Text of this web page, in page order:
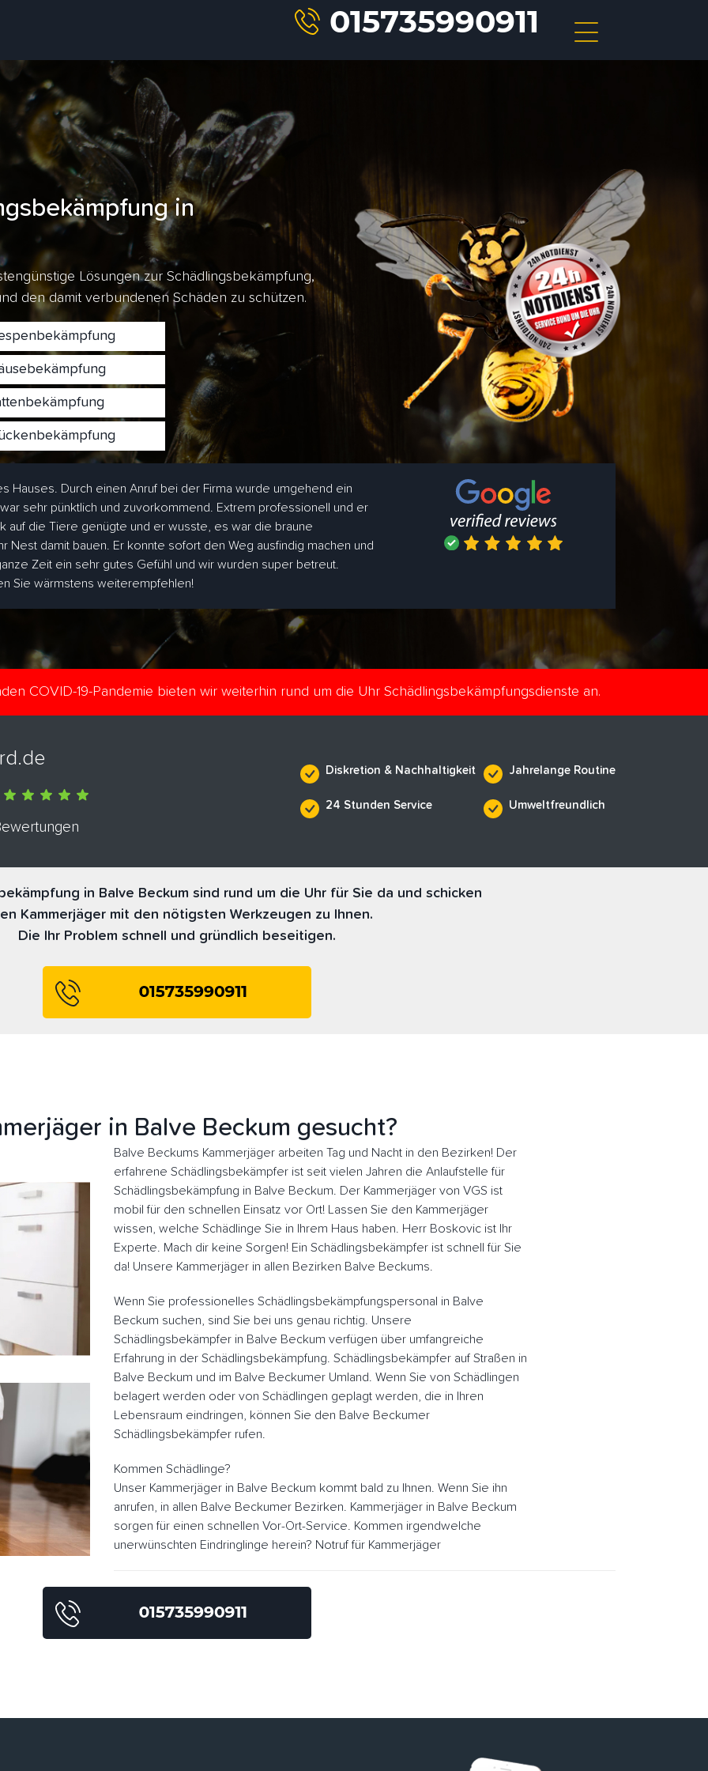
in
Lösungen zur Schädlingsbekämpfung,
den damit verbundenen Schäden zu schützen.
Hauses. Durch einen Anruf bei der Firma wurde umgehend ein
sehr pünktlich und zuvorkommend. Extrem professionell und er
auf die Tiere genügte und er wusste, es war die braune
Nest damit bauen. Er konnte sofort den Weg ausfindig machen und
Zeit ein sehr gutes Gefühl und wir wurden super betreut.
Sie wärmstens weiterempfehlen!
COVID-19-Pandemie bieten wir weiterhin rund um die Uhr Schädlingsbekämpfungsdienste an.
Diskretion & Nachhaltigkeit
24 Stunden Service
Jahrelange Routine
Umweltfreundlich
in Balve Beckum sind rund um die Uhr für Sie da und schicken
Kammerjäger mit den nötigsten Werkzeugen zu Ihnen.
Die Ihr Problem schnell und gründlich beseitigen.
in Balve Beckum gesucht?
Balve Beckums Kammerjäger arbeiten Tag und Nacht in den Bezirken! Der
erfahrene Schädlingsbekämpfer ist seit vielen Jahren die Anlaufstelle für
Schädlingsbekämpfung in Balve Beckum. Der Kammerjäger von VGS ist
mobil für den schnellen Einsatz vor Ort! Lassen Sie den Kammerjäger
wissen, welche Schädlinge Sie in Ihrem Haus haben. Herr Boskovic ist Ihr
Experte. Mach dir keine Sorgen! Ein Schädlingsbekämpfer ist schnell für Sie
da! Unsere Kammerjäger in allen Bezirken Balve Beckums.
Wenn Sie professionelles Schädlingsbekämpfungspersonal in Balve
Beckum suchen, sind Sie bei uns genau richtig. Unsere
Schädlingsbekämpfer in Balve Beckum verfügen über umfangreiche
Erfahrung in der Schädlingsbekämpfung. Schädlingsbekämpfer auf Straßen in
Balve Beckum und im Balve Beckumer Umland. Wenn Sie von Schädlingen
belagert werden oder von Schädlingen geplagt werden, die in Ihren
Lebensraum eindringen, können Sie den Balve Beckumer
Schädlingsbekämpfer rufen.
Kommen Schädlinge?
Unser Kammerjäger in Balve Beckum kommt bald zu Ihnen. Wenn Sie ihn
anrufen, in allen Balve Beckumer Bezirken. Kammerjäger in Balve Beckum
sorgen für einen schnellen Vor-Ort-Service. Kommen irgendwelche
unerwünschten Eindringlinge herein? Notruf für Kammerjäger